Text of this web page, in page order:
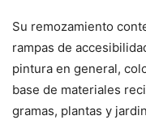
Su remozamiento
rampas de
pintura en general,
base de materiales
gramas, plantas y